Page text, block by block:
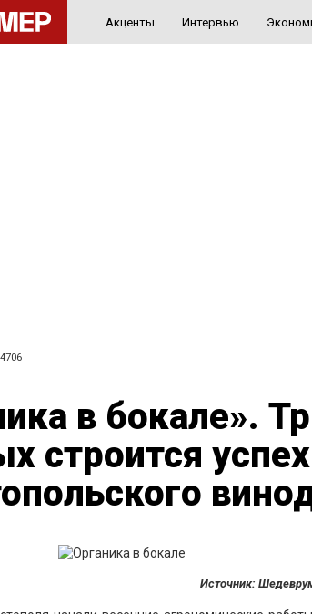
Акценты Интервью
в бокале».
строится успех
Источник: